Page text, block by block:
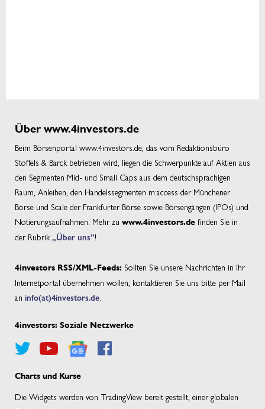
Über www.4investors.de
Beim Börsenportal www.4investors.de, das vom Redaktionsbüro
Stoffels & Barck betrieben wird, liegen die Schwerpunkte auf Aktien aus
den Segmenten Mid- und Small Caps aus dem deutschsprachigen
Raum, Anleihen, den Handelssegmenten m:access der Münchener
Börse und Scale der Frankfurter Börse sowie Börsengängen (IPOs) und
Notierungsaufnahmen. Mehr zu www.4investors.de finden Sie in
der Rubrik„Über uns”!
4investors RSS/XML-Feeds: Sollten Sie unsere Nachrichten in Ihr
Internetportal übernehmen wollen, kontaktieren Sie uns bitte per Mail
an info(at)4investors.de.
4investors: Soziale Netzwerke
Charts und Kurse
Die Widgets werden von TradingView bereit gestellt, einer globalen